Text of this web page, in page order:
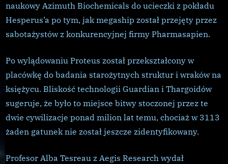
naukowy Azimuth Biochemicals do ucieczki z pokładu
Hesperus’a po tym, jak megaship został przejęty przez
sabotażystów z konkurencyjnej firmy Pharmasapien.
Po wylądowaniu Proteus został przekształcony w
placówkę do badania starożytnych struktur i wraków na
księżycu. Bliskość technologii Guardian i Thargoidów
sugeruje, że było to miejsce bitwy stoczonej przez te
dwie cywilizacje ponad milion lat temu, chociaż w 3113
żaden gatunek nie został jeszcze zidentyfikowany.
Profesor Alba Tesreau z Aegis Research wydał